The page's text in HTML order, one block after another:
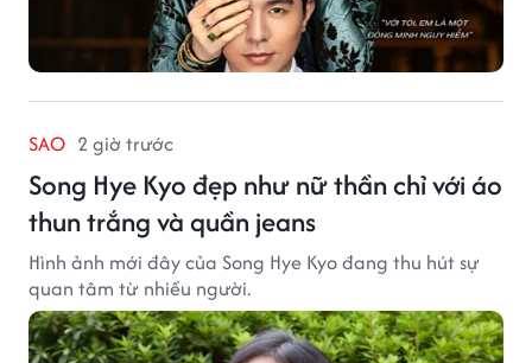
SAO 2 giờ trước
Song Hye Kyo đẹp như nữ thần chỉ với áo
thun trắng và quần jeans
Hình ảnh mới đây của Song Hye Kyo đang thu hút sự
quan tâm từ nhiều người.